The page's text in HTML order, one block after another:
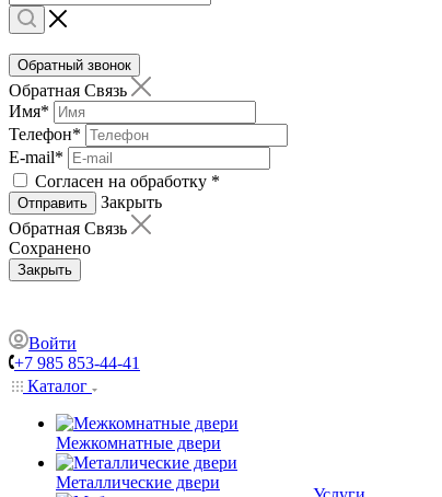
Обратный звонок
Обратная Связь
Имя*
Телефон*
E-mail*
Согласен на обработку *
Отправить
Закрыть
Обратная Связь
Сохранено
Закрыть
Войти
+7 985 853-44-41
Каталог
Межкомнатные двери
Металлические двери